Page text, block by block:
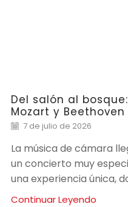
Del salón al
Mozart y Beethoven
7 de julio de 2026
La música de cámara
un concierto muy
una experiencia única,
Continuar Leyendo